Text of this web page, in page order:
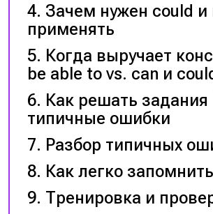
Зачем нужен could и
применять
Когда выручает
be able to vs. can и
Как решать задания
типичные ошибки
Разбор типичных
Как легко
Тренировка и